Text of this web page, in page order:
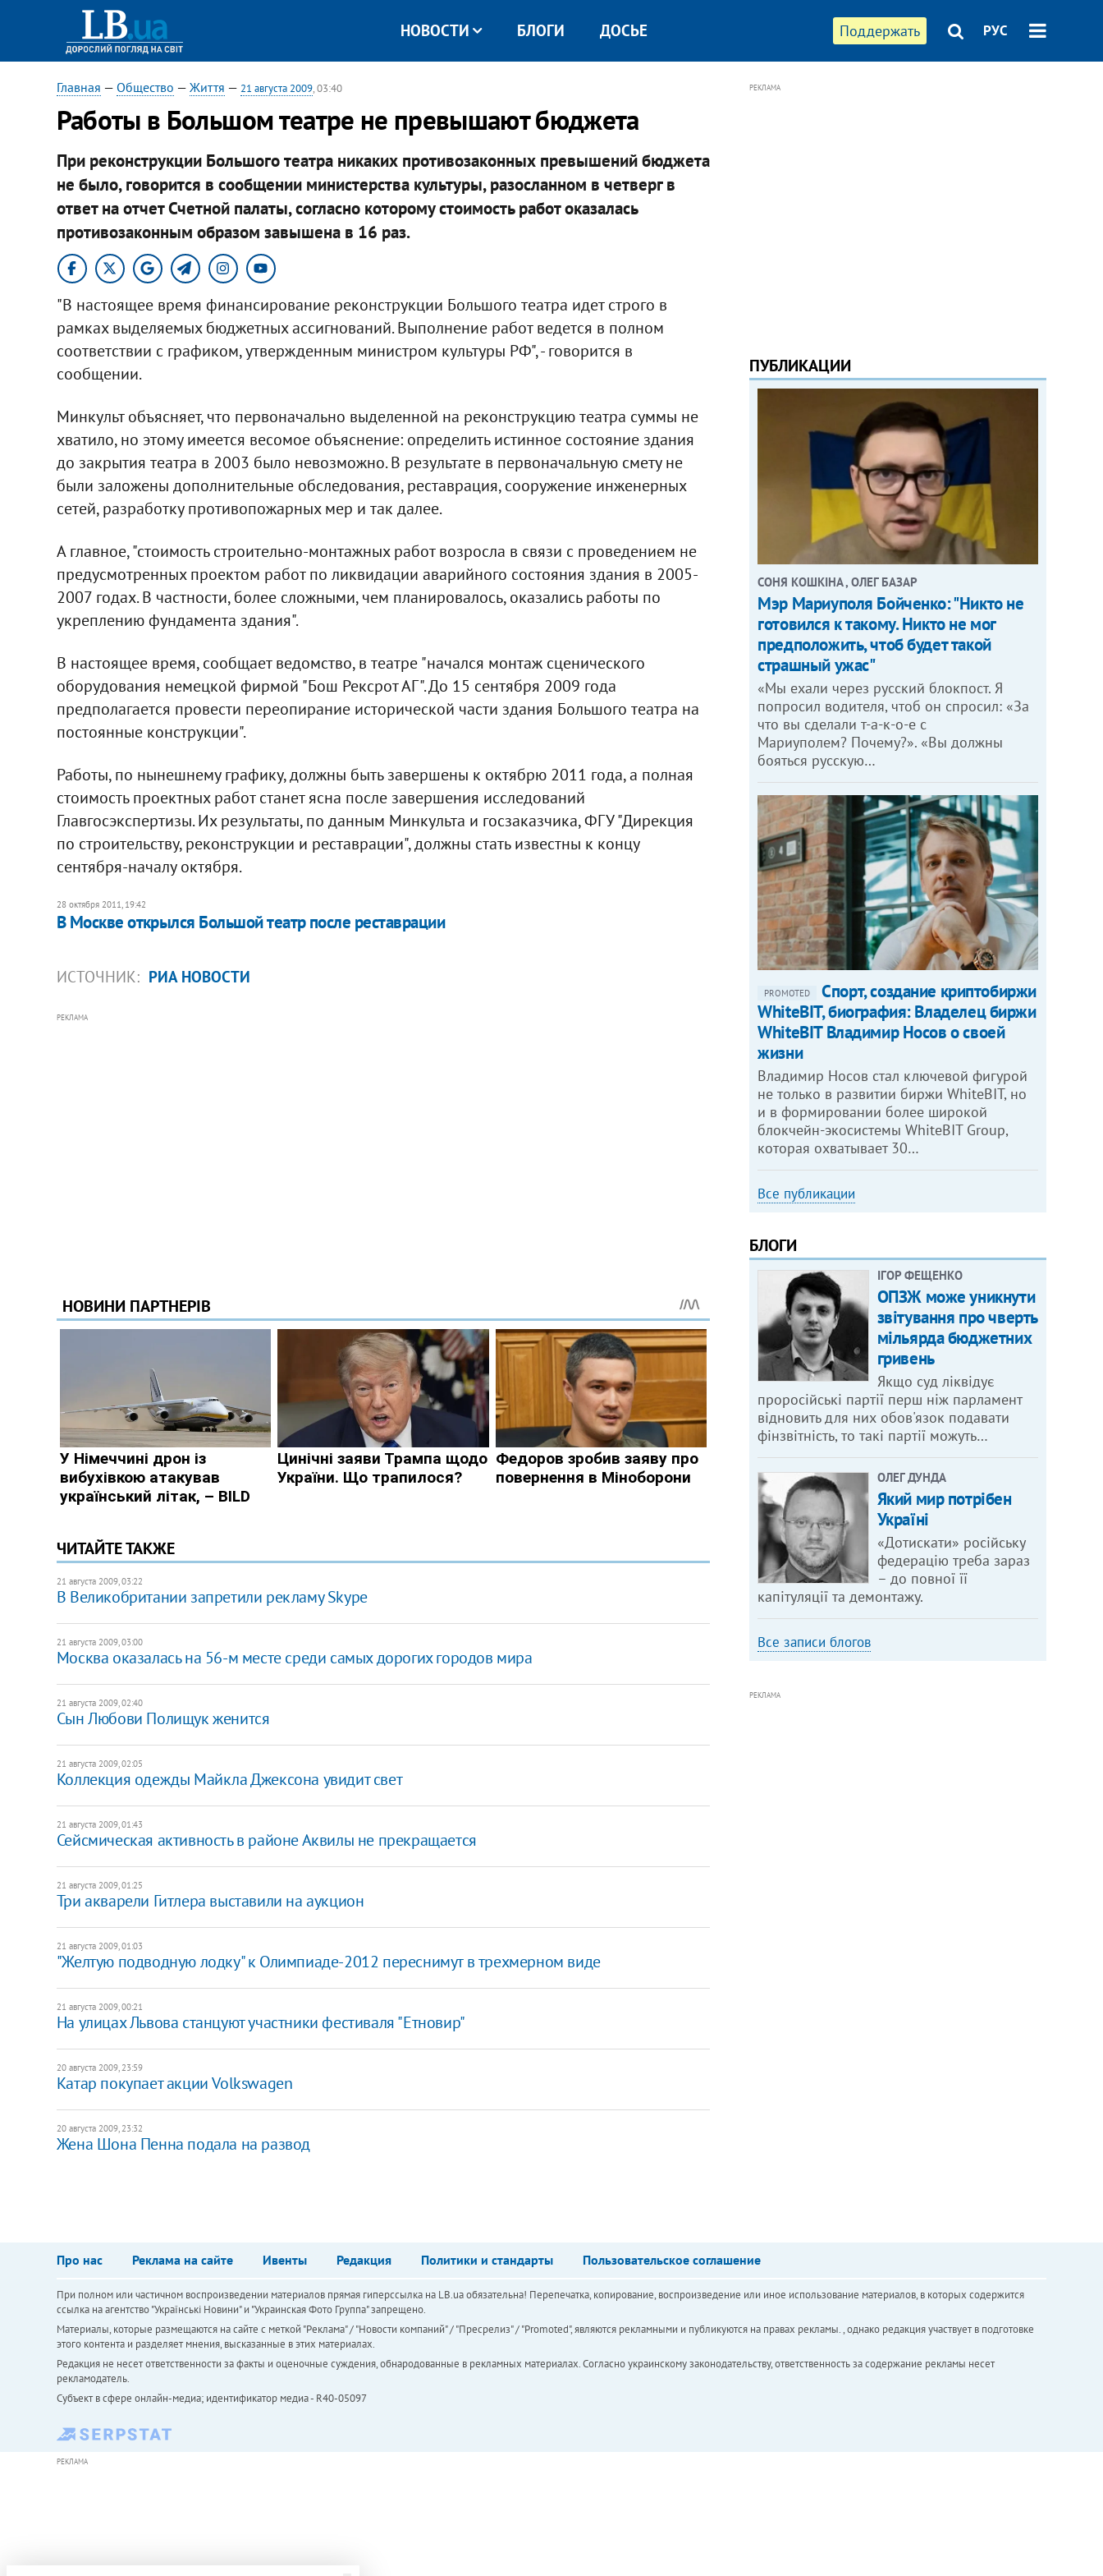
Поддержать РУС
НОВОСТИ БЛОГИ ДОСЬЕ
Главная — Общество — Життя — 21 августа 2009, 03:40
Работы в Большом театре не превышают бюджета
При реконструкции Большого театра никаких противозаконных превышений бюджета
не было, говорится в сообщении министерства культуры, разосланном в четверг в
ответ на отчет Счетной палаты, согласно которому стоимость работ оказалась
противозаконным образом завышена в 16 раз.
"В настоящее время финансирование реконструкции Большого театра идет строго в
рамках выделяемых бюджетных ассигнований. Выполнение работ ведется в полном
соответствии с графиком, утвержденным министром культуры РФ", - говорится в
сообщении.
Минкульт объясняет, что первоначально выделенной на реконструкцию театра суммы не
хватило, но этому имеется весомое объяснение: определить истинное состояние здания
до закрытия театра в 2003 было невозможно. В результате в первоначальную смету не
были заложены дополнительные обследования, реставрация, сооружение инженерных
сетей, разработку противопожарных мер и так далее.
А главное, "стоимость строительно-монтажных работ возросла в связи с проведением не
предусмотренных проектом работ по ликвидации аварийного состояния здания в 2005-
2007 годах. В частности, более сложными, чем планировалось, оказались работы по
укреплению фундамента здания".
В настоящее время, сообщает ведомство, в театре "начался монтаж сценического
оборудования немецкой фирмой "Бош Рексрот АГ". До 15 сентября 2009 года
предполагается провести переопирание исторической части здания Большого театра на
постоянные конструкции".
Работы, по нынешнему графику, должны быть завершены к октябрю 2011 года, а полная
стоимость проектных работ станет ясна после завершения исследований
Главгосэкспертизы. Их результаты, по данным Минкульта и госзаказчика, ФГУ "Дирекция
по строительству, реконструкции и реставрации", должны стать известны к концу
сентября-началу октября.
28 октября 2011, 19:42
В Москве открылся Большой театр после реставрации
ИСТОЧНИК: РИА НОВОСТИ
РЕКЛАМА
ЧИТАЙТЕ ТАКЖЕ
21 августа 2009, 03:22
В Великобритании запретили рекламу Skype
21 августа 2009, 03:00
Москва оказалась на 56-м месте среди самых дорогих городов мира
21 августа 2009, 02:40
Сын Любови Полищук женится
21 августа 2009, 02:05
Коллекция одежды Майкла Джексона увидит свет
21 августа 2009, 01:43
Сейсмическая активность в районе Аквилы не прекращается
21 августа 2009, 01:25
Три акварели Гитлера выставили на аукцион
21 августа 2009, 01:03
"Желтую подводную лодку" к Олимпиаде-2012 переснимут в трехмерном виде
21 августа 2009, 00:21
На улицах Львова станцуют участники фестиваля "Етновир"
20 августа 2009, 23:59
Катар покупает акции Volkswagen
20 августа 2009, 23:32
Жена Шона Пенна подала на развод
РЕКЛАМА
ПУБЛИКАЦИИ
СОНЯ КОШКІНА , ОЛЕГ БАЗАР
Мэр Мариуполя Бойченко: "Никто не
готовился к такому. Никто не мог
предположить, чтоб будет такой
страшный ужас"
«Мы ехали через русский блокпост. Я
попросил водителя, чтоб он спросил: «За
что вы сделали т-а-к-о-е с
Мариуполем? Почему?». «Вы должны
бояться русскую…
PROMOTED
Спорт, создание криптобиржи
WhiteBIT, биография: Владелец биржи
WhiteBIT Владимир Носов о своей
жизни
Владимир Носов стал ключевой фигурой
не только в развитии биржи WhiteBIT, но
и в формировании более широкой
блокчейн-экосистемы WhiteBIT Group,
которая охватывает 30…
Все публикации
БЛОГИ
ІГОР ФЕЩЕНКО
ОПЗЖ може уникнути
звітування про чверть
мільярда бюджетних
гривень
Якщо суд ліквідує
проросійські партії перш ніж парламент
відновить для них обов'язок подавати
фінзвітність, то такі партії можуть…
ОЛЕГ ДУНДА
Який мир потрібен
Україні
«Дотискати» російську
федерацію треба зараз
– до повної її
капітуляції та демонтажу.
Все записи блогов
РЕКЛАМА
Про нас Реклама на сайте Ивенты Редакция Политики и стандарты Пользовательское соглашение
При полном или частичном воспроизведении материалов прямая гиперссылка на LB.ua обязательна! Перепечатка, копирование, воспроизведение или иное использование материалов, в которых содержится
ссылка на агентство "Українськi Новини" и "Украинская Фото Группа" запрещено.
Материалы, которые размещаются на сайте с меткой "Реклама" / "Новости компаний" / "Пресрелиз" / "Promoted", являются рекламными и публикуются на правах рекламы. , однако редакция участвует в подготовке
этого контента и разделяет мнения, высказанные в этих материалах.
Редакция не несет ответственности за факты и оценочные суждения, обнародованные в рекламных материалах. Согласно украинскому законодательству, ответственность за содержание рекламы несет
рекламодатель.
Субъект в сфере онлайн-медиа; идентификатор медиа - R40-05097
РЕКЛАМА